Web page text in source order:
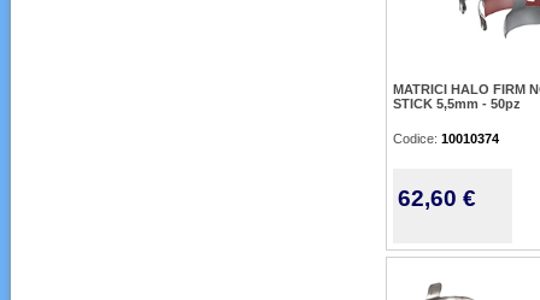
MATRICI HALO FIRM
STICK 5,5mm - 50pz
Codice: 10010374
62,60 €